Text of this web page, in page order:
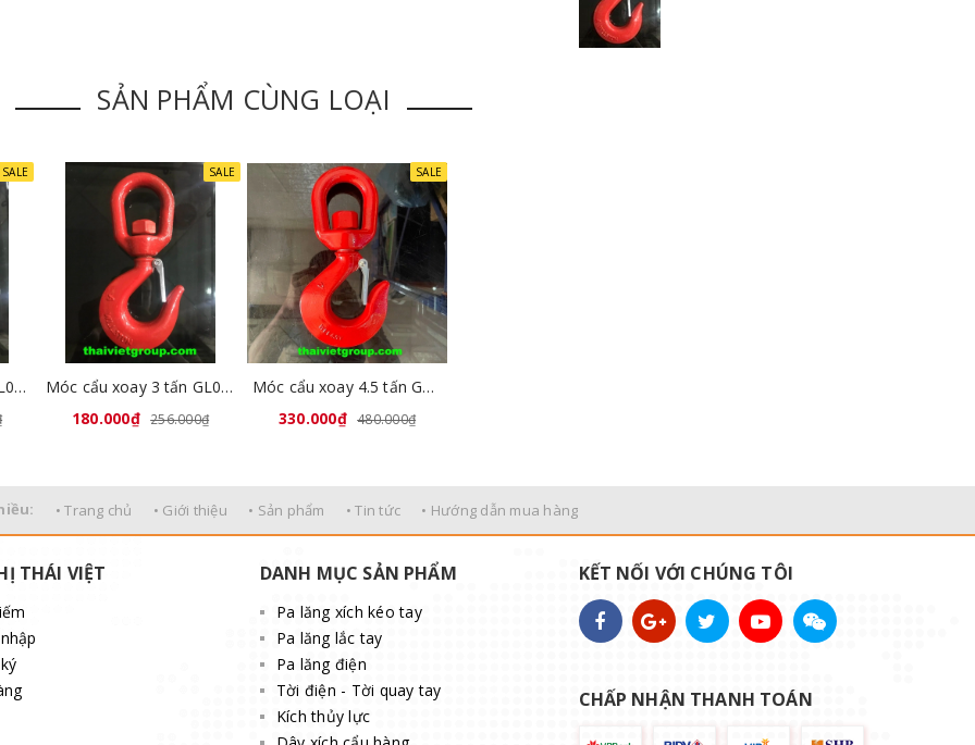
SẢN PHẨM CÙNG LOẠI
SALE
Móc cẩu xoay 2 tấn GL0711-04
SALE
Móc cẩu xoay 3 tấn GL0711-05
180.000₫ 256.000₫
SALE
Móc cẩu xoay 4.5 tấn GL0711-06
330.000₫ 480.000₫
• Trang chủ • Giới thiệu • Sản phẩm • Tin tức • Hướng dẫn mua hàng
THÁI VIỆT DANH MỤC SẢN PHẨM
Pa lăng xích kéo tay
Pa lăng lắc tay
Pa lăng điện
Tời điện - Tời quay tay
Kích thủy lực
KẾT NỐI VỚI CHÚNG TÔI
CHẤP NHẬN THANH TOÁN